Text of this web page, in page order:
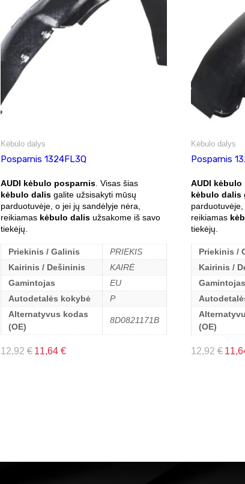
Kėbulo dalys
Posparnis 1324FL3Q
AUDI kėbulo posparnis. Visas šias
kėbulo dalisgalite užsisakyti mūsų
parduotuvėje, o jei jų sandėlyje nėra,
reikiamas kėbulo dalisužsakome iš savo
tiekėjų.
Priekinis / Galinis
PRIEKIS
Kairinis / Dešininis
KAIRĖ
Gamintojas
EU
Autodetalės kokybė
P
Alternatyvus kodas
(OE)
8D0821171B
12,92€ 11,64 €
Kėbulo dalys
Posparnis
AUDI
kėbulo dalis
parduotuvėje,
reikiamas
tiekėjų.
Priekinis /
Kairinis /
Gamintojas
(OE)
12,92 €